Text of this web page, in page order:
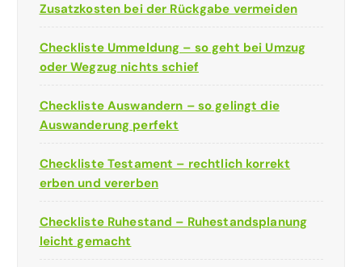
Zusatzkosten bei der Rückgabe vermeiden
Checkliste Ummeldung – so geht bei Umzug
oder Wegzug nichts schief
Checkliste Auswandern – so gelingt die
Auswanderung perfekt
Checkliste Testament – rechtlich korrekt
erben und vererben
Checkliste Ruhestand – Ruhestandsplanung
leicht gemacht